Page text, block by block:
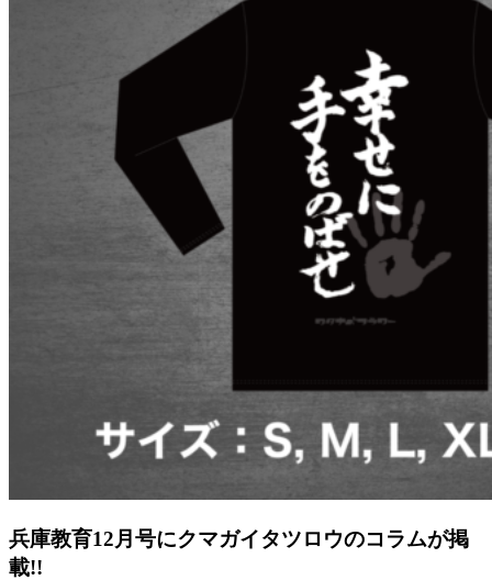
兵庫教育12月号にクマガイタツロウのコラムが掲
載!!